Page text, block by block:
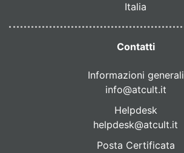
Italia
Contatti
Informazioni generali
info@atcult.it
Helpdesk
helpdesk@atcult.it
Posta Certificata